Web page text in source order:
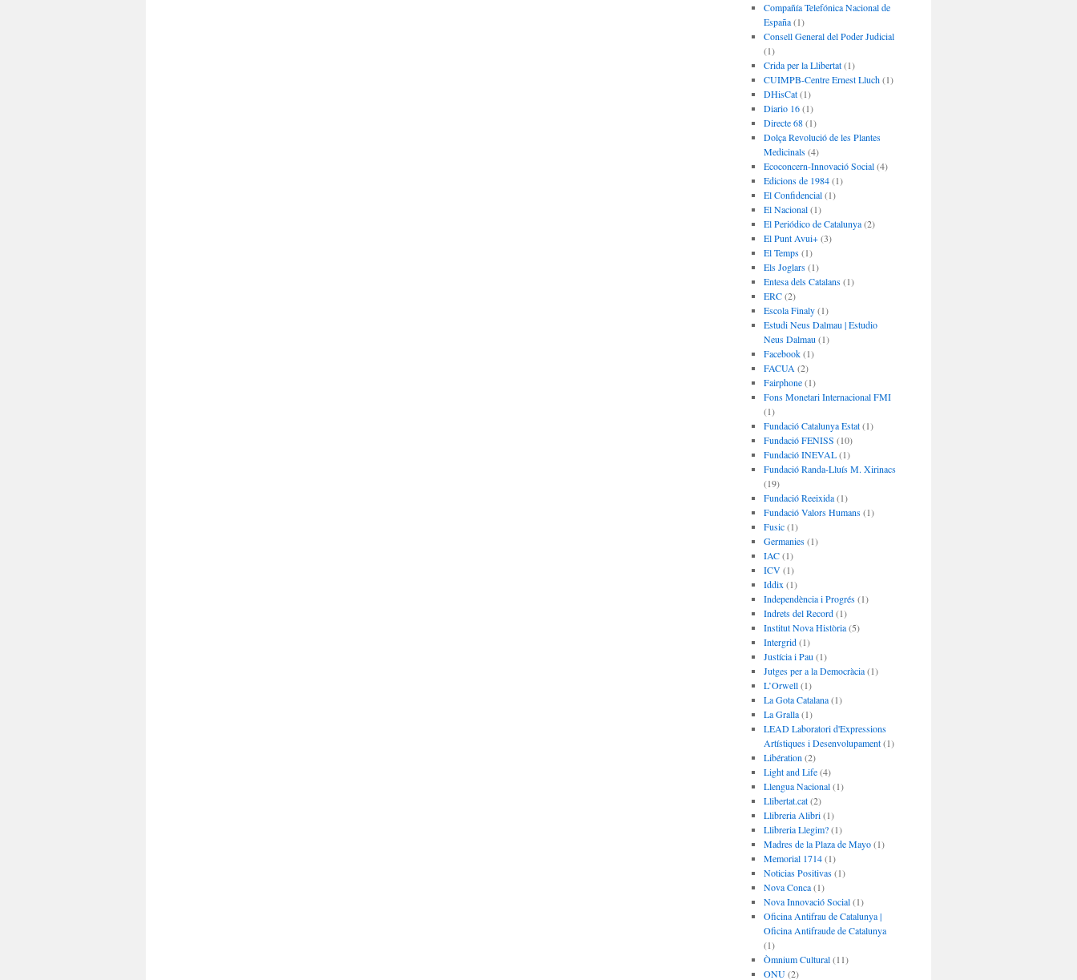
Compañía Telefónica Nacional de
España(1)
Consell General del Poder Judicial
(1)
Crida per la Llibertat(1)
CUIMPB-Centre Ernest Lluch(1)
DHisCat(1)
Diario 16(1)
Directe 68(1)
Dolça Revolució de les Plantes
Medicinals(4)
Ecoconcern-Innovació Social(4)
Edicions de 1984(1)
El Confidencial(1)
El Nacional(1)
El Periódico de Catalunya(2)
El Punt Avui+(3)
El Temps(1)
Els Joglars(1)
Entesa dels Catalans(1)
ERC(2)
Escola Finaly(1)
Estudi Neus Dalmau | Estudio
Neus Dalmau (1)
Facebook(1)
FACUA (2)
Fairphone(1)
Fons Monetari Internacional FMI
(1)
Fundació Catalunya Estat(1)
Fundació FENISS (10)
Fundació INEVAL(1)
Fundació Randa-Lluís M. Xirinacs
(19)
Fundació Reeixida(1)
Fundació Valors Humans(1)
Fusic(1)
Germanies(1)
IAC(1)
ICV(1)
Iddix (1)
Independència i Progrés(1)
Indrets del Record(1)
Institut Nova Història(5)
Intergrid(1)
Justícia i Pau (1)
Jutges per a la Democràcia(1)
L’Orwell(1)
La Gota Catalana(1)
La Gralla(1)
LEAD Laboratori d'Expressions
Artístiques i Desenvolupament(1)
Libération (2)
Light and Life(4)
Llengua Nacional(1)
Llibertat.cat(2)
Llibreria Alibri(1)
Llibreria Llegim?(1)
Madres de la Plaza de Mayo(1)
Memorial 1714(1)
Noticias Positivas(1)
Nova Conca(1)
Nova Innovació Social(1)
Oficina Antifrau de Catalunya |
Oficina Antifraude de Catalunya
(1)
Òmnium Cultural(11)
ONU(2)